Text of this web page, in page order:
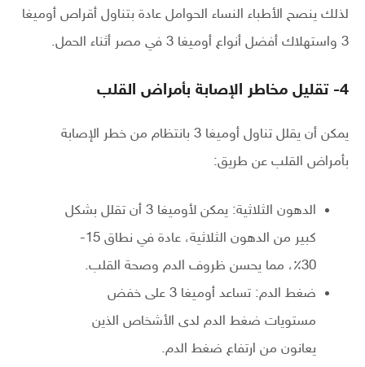
لذلك ينصح الأطباء النساء الحوامل عادة بتناول أقراص أوميغا
3 واستهلاك أفضل أنواع أوميغا 3 في مصر أثناء الحمل.
4- تقليل مخاطر الإصابة بأمراض القلب
يمكن أن يقلل تناول أوميغا 3 بانتظام من خطر الإصابة
بأمراض القلب عن طريق:
الدهون الثلاثية: يمكن لأوميغا 3 أن تقلل بشكل
كبير من الدهون الثلاثية، عادة في نطاق 15-
30٪، مما يحسن ظروف الدم وصحة القلب.
ضغط الدم: تساعد أوميغا 3 على خفض
مستويات ضغط الدم لدى الأشخاص الذين
يعانون من ارتفاع ضغط الدم.